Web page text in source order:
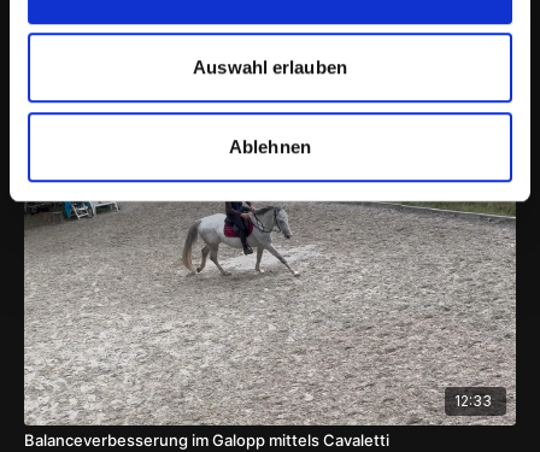
Auswahl erlauben
Ablehnen
Pablo - Erste Cavaletti und finden der gemeinsamen Balance
12:33
Balanceverbesserung im Galopp mittels Cavaletti